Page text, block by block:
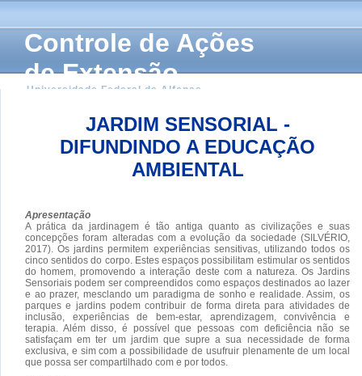
Controle de Ações
de Extensão
Universidade Federal de Alfenas
JARDIM SENSORIAL -
DIFUNDINDO A EDUCAÇÃO
AMBIENTAL
Apresentação
A prática da jardinagem é tão antiga quanto as civilizações e suas
concepções foram alteradas com a evolução da sociedade (SILVÉRIO,
2017). Os jardins permitem experiências sensitivas, utilizando todos os
cinco sentidos do corpo. Estes espaços possibilitam estimular os sentidos
do homem, promovendo a interação deste com a natureza. Os Jardins
Sensoriais podem ser compreendidos como espaços destinados ao lazer
e ao prazer, mesclando um paradigma de sonho e realidade. Assim, os
parques e jardins podem contribuir de forma direta para atividades de
inclusão, experiências de bem-estar, aprendizagem, convivência e
terapia. Além disso, é possível que pessoas com deficiência não se
satisfaçam em ter um jardim que supre a sua necessidade de forma
exclusiva, e sim com a possibilidade de usufruir plenamente de um local
que possa ser compartilhado com e por todos.